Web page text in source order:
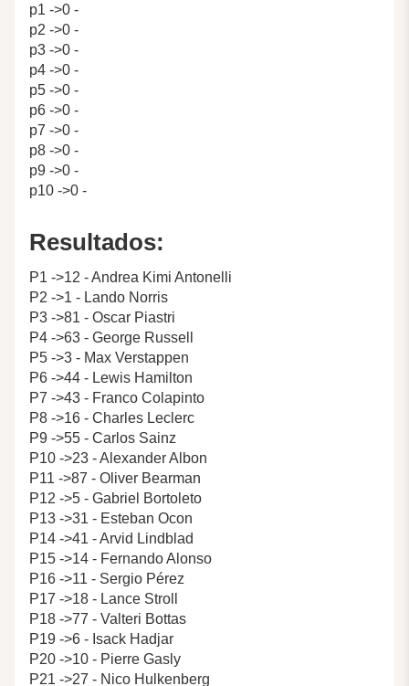
p1 ->0 -
p2 ->0 -
p3 ->0 -
p4 ->0 -
p5 ->0 -
p6 ->0 -
p7 ->0 -
p8 ->0 -
p9 ->0 -
p10 ->0 -
Resultados:
P1 ->12 - Andrea Kimi Antonelli
P2 ->1 - Lando Norris
P3 ->81 - Oscar Piastri
P4 ->63 - George Russell
P5 ->3 - Max Verstappen
P6 ->44 - Lewis Hamilton
P7 ->43 - Franco Colapinto
P8 ->16 - Charles Leclerc
P9 ->55 - Carlos Sainz
P10 ->23 - Alexander Albon
P11 ->87 - Oliver Bearman
P12 ->5 - Gabriel Bortoleto
P13 ->31 - Esteban Ocon
P14 ->41 - Arvid Lindblad
P15 ->14 - Fernando Alonso
P16 ->11 - Sergio Pérez
P17 ->18 - Lance Stroll
P18 ->77 - Valteri Bottas
P19 ->6 - Isack Hadjar
P20 ->10 - Pierre Gasly
P21 ->27 - Nico Hulkenberg